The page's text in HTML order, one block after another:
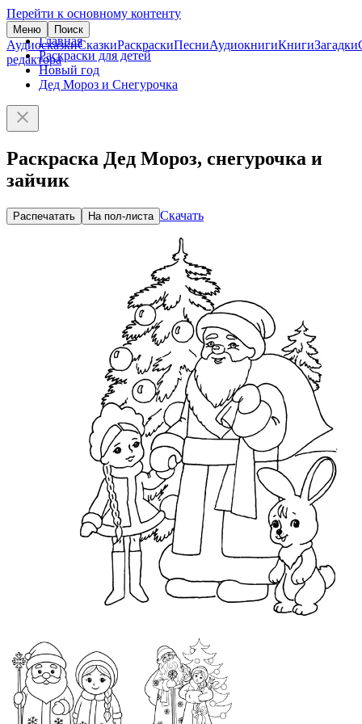
Перейти к основному контенту
Меню Поиск
АудиосказкиСказкиРаскраскиПесниАудиокнигиКнигиЗагадки
редактора
Главная
Раскраски для детей
Новый год
Дед Мороз и Снегурочка
Раскраска Дед Мороз, снегурочка и
зайчик
Распечатать На пол-листа Скачать